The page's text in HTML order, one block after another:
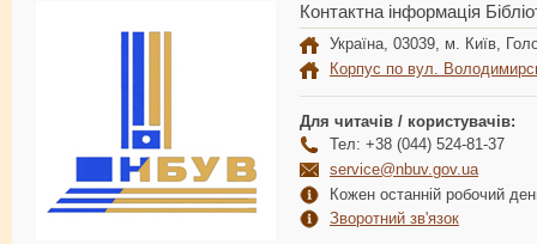
Контактна інформація
Україна, 03039, м. Київ,
Корпус по вул.
Для читачів / користувачів:
Тел: +38 (044) 524-81-37
service@nbuv.gov.ua
Кожен останній робочий
Зворотний зв'язок